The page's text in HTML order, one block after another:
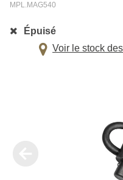
MPL.MAG540
Épuisé
Voir le stock